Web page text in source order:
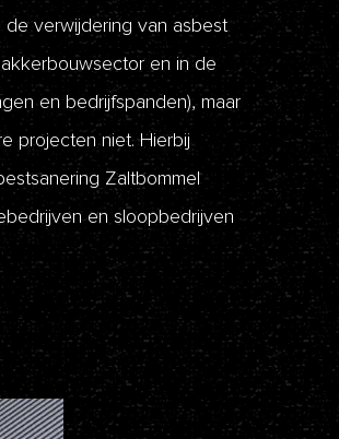
de verwijdering van asbest
en in de
en bedrijfspanden), maar
projecten niet. Hierbij
Zaltbommel
en sloopbedrijven